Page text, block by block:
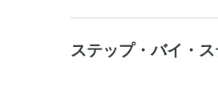
ステップ・バイ・